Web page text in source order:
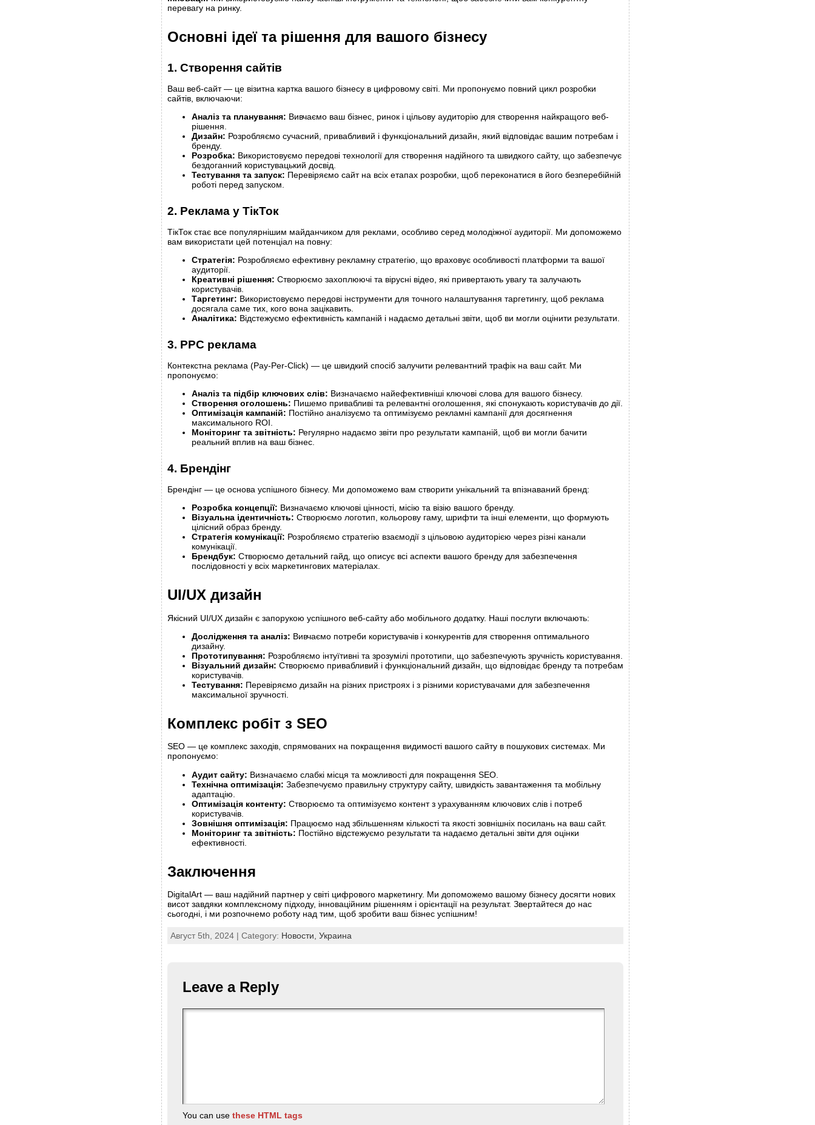
перевагу на ринку.
Основні ідеї та рішення для вашого бізнесу
1. Створення сайтів
Ваш веб-сайт — це візитна картка вашого бізнесу в цифровому світі. Ми пропонуємо повний цикл розробки
сайтів, включаючи:
Аналіз та планування: Вивчаємо ваш бізнес, ринок і цільову аудиторію для створення найкращого веб-
рішення.
Дизайн: Розробляємо сучасний, привабливий і функціональний дизайн, який відповідає вашим потребам і
бренду.
Розробка: Використовуємо передові технології для створення надійного та швидкого сайту, що забезпечує
бездоганний користувацький досвід.
Тестування та запуск: Перевіряємо сайт на всіх етапах розробки, щоб переконатися в його безперебійній
роботі перед запуском.
2. Реклама у ТікТок
ТікТок стає все популярнішим майданчиком для реклами, особливо серед молодіжної аудиторії. Ми допоможемо
вам використати цей потенціал на повну:
Стратегія: Розробляємо ефективну рекламну стратегію, що враховує особливості платформи та вашої
аудиторії.
Креативні рішення: Створюємо захоплюючі та вірусні відео, які привертають увагу та залучають
користувачів.
Таргетинг: Використовуємо передові інструменти для точного налаштування таргетингу, щоб реклама
досягала саме тих, кого вона зацікавить.
Аналітика: Відстежуємо ефективність кампаній і надаємо детальні звіти, щоб ви могли оцінити результати.
3. PPC реклама
Контекстна реклама (Pay-Per-Click) — це швидкий спосіб залучити релевантний трафік на ваш сайт. Ми
пропонуємо:
Аналіз та підбір ключових слів: Визначаємо найефективніші ключові слова для вашого бізнесу.
Створення оголошень: Пишемо привабливі та релевантні оголошення, які спонукають користувачів до дії.
Оптимізація кампаній: Постійно аналізуємо та оптимізуємо рекламні кампанії для досягнення
максимального ROI.
Моніторинг та звітність: Регулярно надаємо звіти про результати кампаній, щоб ви могли бачити
реальний вплив на ваш бізнес.
4. Брендінг
Брендінг — це основа успішного бізнесу. Ми допоможемо вам створити унікальний та впізнаваний бренд:
Розробка концепції: Визначаємо ключові цінності, місію та візію вашого бренду.
Візуальна ідентичність: Створюємо логотип, кольорову гаму, шрифти та інші елементи, що формують
цілісний образ бренду.
Стратегія комунікації: Розробляємо стратегію взаємодії з цільовою аудиторією через різні канали
комунікації.
Брендбук: Створюємо детальний гайд, що описує всі аспекти вашого бренду для забезпечення
послідовності у всіх маркетингових матеріалах.
UI/UX дизайн
Якісний UI/UX дизайн є запорукою успішного веб-сайту або мобільного додатку. Наші послуги включають:
Дослідження та аналіз: Вивчаємо потреби користувачів і конкурентів для створення оптимального
дизайну.
Прототипування: Розробляємо інтуїтивні та зрозумілі прототипи, що забезпечують зручність користування.
Візуальний дизайн: Створюємо привабливий і функціональний дизайн, що відповідає бренду та потребам
користувачів.
Тестування: Перевіряємо дизайн на різних пристроях і з різними користувачами для забезпечення
максимальної зручності.
Комплекс робіт з SEO
SEO — це комплекс заходів, спрямованих на покращення видимості вашого сайту в пошукових системах. Ми
пропонуємо:
Аудит сайту: Визначаємо слабкі місця та можливості для покращення SEO.
Технічна оптимізація: Забезпечуємо правильну структуру сайту, швидкість завантаження та мобільну
адаптацію.
Оптимізація контенту: Створюємо та оптимізуємо контент з урахуванням ключових слів і потреб
користувачів.
Зовнішня оптимізація: Працюємо над збільшенням кількості та якості зовнішніх посилань на ваш сайт.
Моніторинг та звітність: Постійно відстежуємо результати та надаємо детальні звіти для оцінки
ефективності.
Заключення
DigitalArt — ваш надійний партнер у світі цифрового маркетингу. Ми допоможемо вашому бізнесу досягти нових
висот завдяки комплексному підходу, інноваційним рішенням і орієнтації на результат. Звертайтеся до нас
сьогодні, і ми розпочнемо роботу над тим, щоб зробити ваш бізнес успішним!
Август 5th, 2024 | Category: Новости, Украина
Leave a Reply
You can use these HTML tags